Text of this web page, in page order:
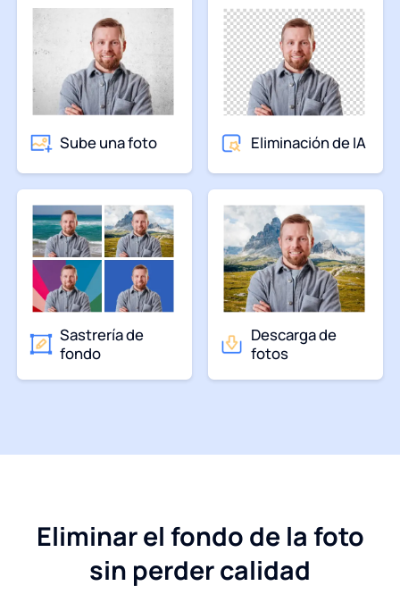
Sube una foto Eliminación de IA
Sastrería de
fondo
Descarga de
fotos
Eliminar el fondo de la foto
sin perder calidad